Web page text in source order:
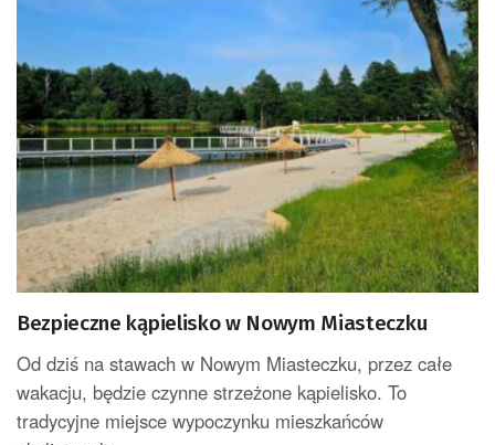
Bezpieczne kąpielisko w Nowym Miasteczku
Od dziś na stawach w Nowym Miasteczku, przez całe
wakacju, będzie czynne strzeżone kąpielisko. To
tradycyjne miejsce wypoczynku mieszkańców